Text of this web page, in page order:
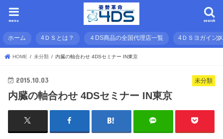
search
menu
ホーム 4ＤＳとは？ ４DS商品の全国代理店一覧 4ＤＳヨガイン
HOME 未分類 内臓の軸合わせ 4DSセミナー IN東京
未分類
2015.10.03
内臓の軸合わせ 4DSセミナー IN東京